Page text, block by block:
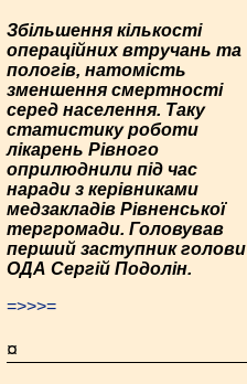
Збільшення кількості
операційних втручань та
пологів, натомість
зменшення смертності
серед населення. Таку
статистику роботи
лікарень Рівного
оприлюднили під час
наради з керівниками
медзакладів Рівненської
тергромади. Головував
перший заступник голови
ОДА Сергій Подолін.
=>>>=
¤